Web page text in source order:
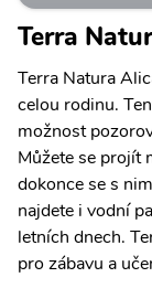
Terra
Terra Natura
celou rodinu.
možnost
Můžete se projít
dokonce se s
najdete i vodní
letních dnech.
pro zábavu a